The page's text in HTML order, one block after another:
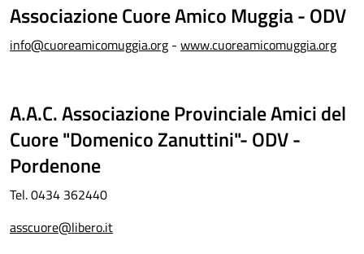
Associazione Cuore Amico Muggia - ODV
info@cuoreamicomuggia.org - www.cuoreamicomuggia.org
A.A.C. Associazione Provinciale Amici del
Cuore "Domenico Zanuttini"- ODV -
Pordenone
Tel. 0434 362440
asscuore@libero.it